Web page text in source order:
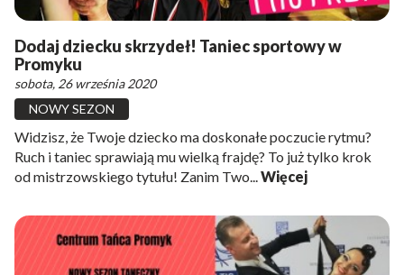
Dodaj dziecku skrzydeł! Taniec sportowy w
Promyku
sobota, 26 września 2020
NOWY SEZON
Widzisz, że Twoje dziecko ma doskonałe poczucie rytmu?
Ruch i taniec sprawiają mu wielką frajdę? To już tylko krok
od mistrzowskiego tytułu! Zanim Two...Więcej